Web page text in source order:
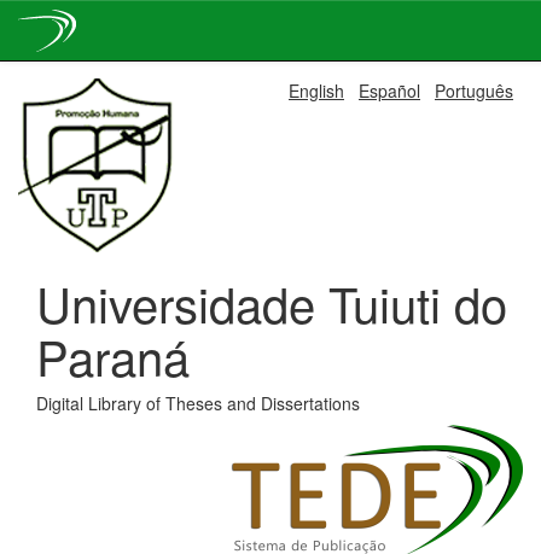
navigation
English Español Português
Universidade Tuiuti do
Paraná
Digital Library of Theses and Dissertations